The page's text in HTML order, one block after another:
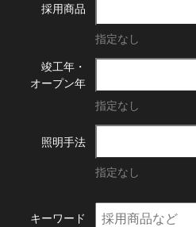
採用商品
指定なし
竣工年・
オープン年
指定なし
照明手法
指定なし
キーワード